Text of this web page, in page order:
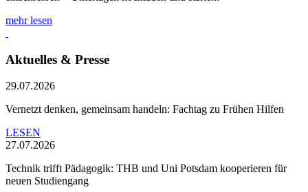
mehr lesen
Aktuelles & Presse
29.07.2026
Vernetzt denken, gemeinsam handeln: Fachtag zu Frühen Hilfen
LESEN
27.07.2026
Technik trifft Pädagogik: THB und Uni Potsdam kooperieren für
neuen Studiengang